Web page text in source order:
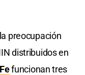
preocupación
distribuidos en
funcionan tres